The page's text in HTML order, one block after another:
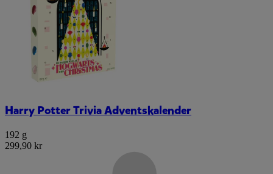
Harry Potter Trivia Adventskalender
192 g
299,90 kr